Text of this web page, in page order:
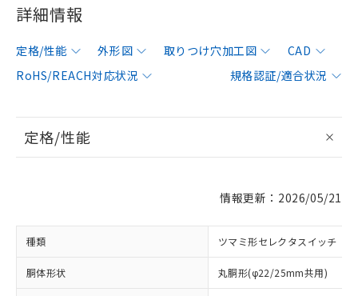
詳細情報
定格/性能 外形図 取りつけ穴加工図
CAD
RoHS/REACH対応状況
規格認証/適合状況
定格/性能
情報更新：2026/05/21
種類 ツマミ形セレクタスイッチ
胴体形状 丸胴形(φ22/25mm共用)